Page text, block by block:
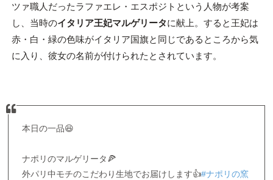
ツァ職人だったラファエレ・エスポジトという人物が考案
し、当時のイタリア王妃マルゲリータに献上。すると王妃は
赤・白・緑の色味がイタリア国旗と同じであるところから気
に入り、彼女の名前が付けられたとされています。
本日の一品😆
ナポリのマルゲリータ🍕
外パリ中モチのこだわり生地でお届けします👍#ナポリの窯